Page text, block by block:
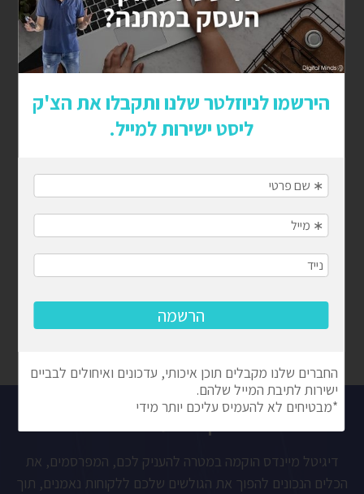
איך מיתוג נכון ולוגו מנצח יכולים להפוך את העסק שלך
למותג מוביל
להפסיק לרדוף אחרי הזמן ולהתחיל לנהל אותו: המדריך
קמפיין משפיענים מנצח: המדריך שיעשה לכם סדר
תגיות פופולריות
פרסום ממומן,רשתות חברתיות,SEO, בניית אתרים,
אינסטגרם,אסטרטגיית פרסום,פרסום בגוגל,קידום
ממומן בגוגל,קידום עסקים,פרסום באמזון,פרסום
בפייסבוק,סושיאל מדיה,קידום אורגני,קידום בגוגל,
דיגיטל מיינדס הוקמה במטרה להעניק לכם, המפרסמים, את
הכלים הנכונים להפוך את הגולשים שלכם ללקוחות נאמנים, תוך